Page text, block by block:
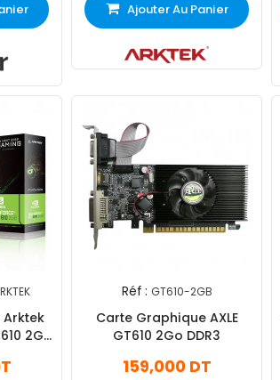
Ajouter Au Panier
2Go
Réf : GT610-2GB
Carte Graphique AXLE
GT610 2Go DDR3
159,000 DT